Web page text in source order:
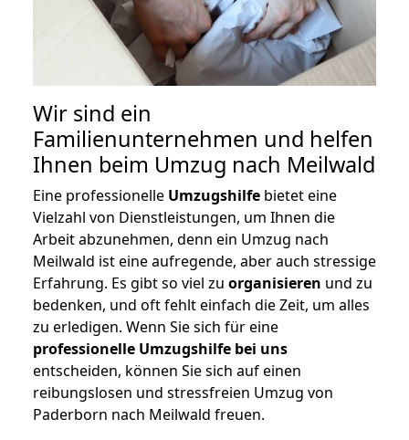
Wir sind ein
Familienunternehmen und helfen
Ihnen beim Umzug nach Meilwald
Eine professionelle Umzugshilfe bietet eine
Vielzahl von Dienstleistungen, um Ihnen die
Arbeit abzunehmen, denn ein Umzug nach
Meilwald ist eine aufregende, aber auch stressige
Erfahrung. Es gibt so viel zu organisieren und zu
bedenken, und oft fehlt einfach die Zeit, um alles
zu erledigen. Wenn Sie sich für eine
professionelle Umzugshilfe bei uns
entscheiden, können Sie sich auf einen
reibungslosen und stressfreien Umzug von
Paderborn nach Meilwald freuen.